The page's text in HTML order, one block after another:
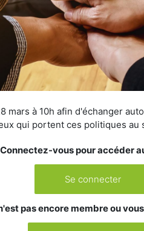
à 10h afin d'échanger
qui portent ces politiques
Connectez-vous pour accéder
Se connecter
pas encore membre ou